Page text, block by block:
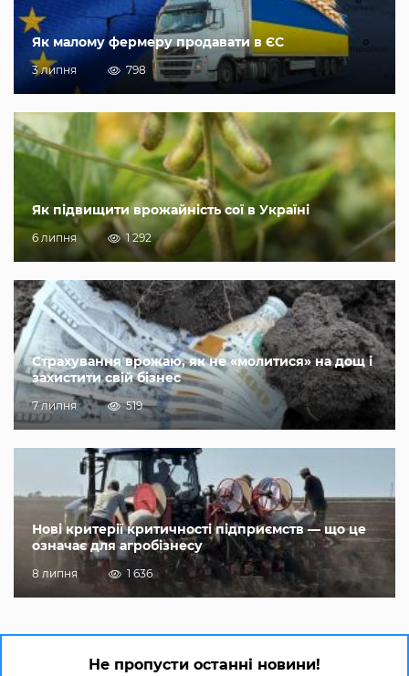
Як малому фермеру продавати в ЄС
3 липня 798
Як підвищити врожайність сої в Україні
6 липня 1 292
Страхування врожаю, як не «молитися» на дощ і
захистити свій бізнес
7 липня 519
Нові критерії критичності підприємств — що це
означає для агробізнесу
8 липня 1 636
Не пропусти останні новини!